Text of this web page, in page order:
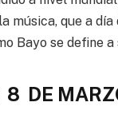
música, que a
Bayo se define
8 DE